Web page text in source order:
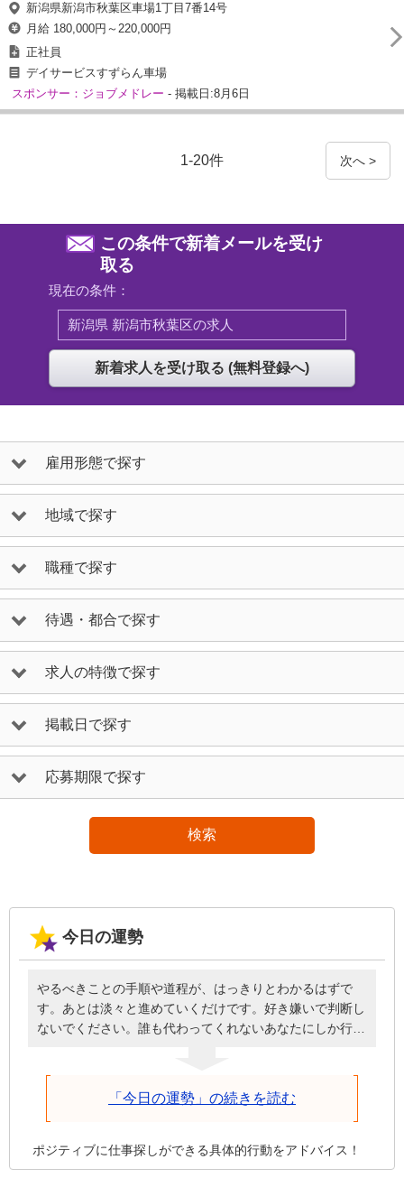
新潟県新潟市秋葉区車場1丁目7番14号
月給 180,000円～220,000円
正社員
デイサービスすずらん車場
スポンサー：ジョブメドレー - 掲載日:8月6日
1-20件 次へ >
この条件で新着メールを受け
取る
現在の条件：
新潟県 新潟市秋葉区の求人
雇用形態で探す
地域で探す
職種で探す
待遇・都合で探す
求人の特徴で探す
掲載日で探す
応募期限で探す
検索
今日の運勢
やるべきことの手順や道程が、はっきりとわかるはずで
す。あとは淡々と進めていくだけです。好き嫌いで判断し
ないでください。誰も代わってくれないあなたにしか行け
たつもりにしかならず、体験しなければ得られないもので
す。今日は体験することを重視してみてください。上手く
喜一憂しないで、成功しても失敗しても、周りへの感謝を
忘れないようにしてください。
「今日の運勢」の続きを読む
ポジティブに仕事探しができる具体的行動をアドバイス！